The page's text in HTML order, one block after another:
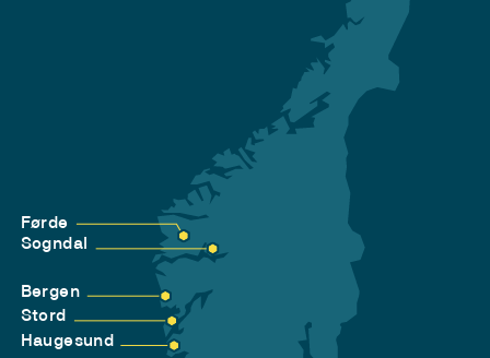
Førde
Sogndal
Bergen
Stord
Haugesund